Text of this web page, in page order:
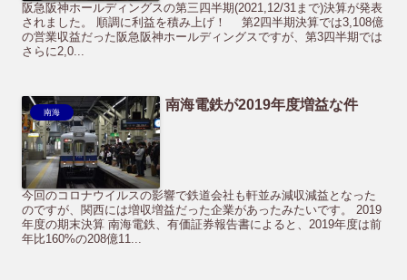
阪急阪神ホールディングスの第三四半期(2021,12/31まで)決算が発表
されました。 順調に利益を積み上げ！ 第2四半期決算では3,108億
の営業収益だった阪急阪神ホールディングスですが、第3四半期では
さらに2,0...
南海 南海電鉄が2019年度増益な件
今回のコロナウイルスの影響で鉄道会社も軒並み減収減益となった
のですが、関西には増収増益だった企業があったみたいです。 2019
年度の期末決算 南海電鉄、有価証券報告書によると、2019年度は前
年比160%の208億11...